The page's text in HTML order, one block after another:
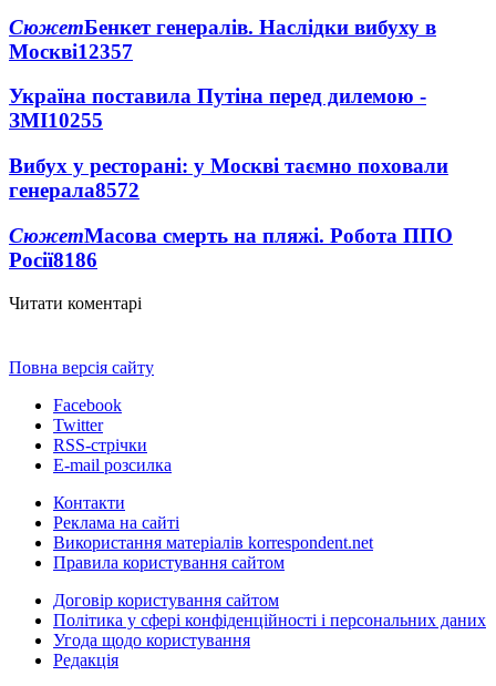
СюжетБенкет генералів. Наслідки вибуху в
Москві12357
Україна поставила Путіна перед дилемою -
ЗМІ10255
Вибух у ресторані: у Москві таємно поховали
генерала8572
СюжетМасова смерть на пляжі. Робота ППО
Росії8186
Читати коментарі
Повна версія сайту
Facebook
Twitter
RSS-стрічки
E-mail розсилка
Контакти
Реклама на сайті
Використання матеріалів korrespondent.net
Правила користування сайтом
Договір користування сайтом
Політика у сфері конфіденційності і персональних даних
Угода щодо користування
Редакція